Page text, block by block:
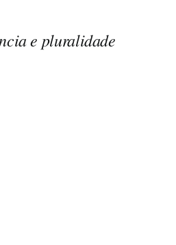
e pluralidade